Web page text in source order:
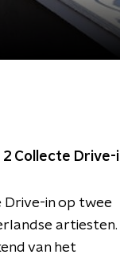
2 Collecte Drive-
Drive-in op twee
artiesten.
van het